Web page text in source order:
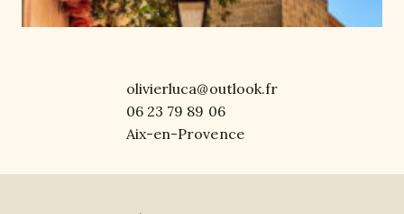
olivierluca@outlook.fr
06 23 79 89 06
Aix-en-Provence